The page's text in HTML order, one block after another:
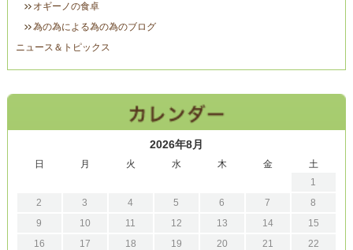
オギーノの食卓
為の為による為の為のブログ
ニュース＆トピックス
2026年8月
日 月 火 水 木 金
土
1
2
3 4 5 6 7
8
9
10 11 12 13 14
15
16
17 18 19 20 21
22